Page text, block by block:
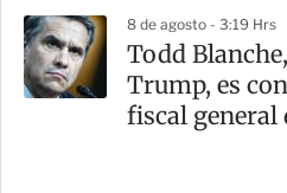
8 de agosto - 3:19 Hrs
Todd
Trump, es
fiscal general